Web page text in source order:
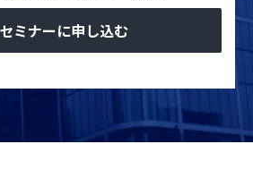
セミナーに申し込む